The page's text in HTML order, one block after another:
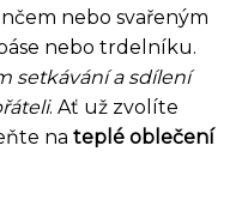
nebo svařeným
nebo trdelníku.
setkávání a sdílení
. Ať už zvolíte
na teplé oblečení